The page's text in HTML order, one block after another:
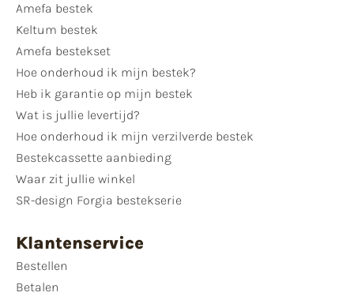
Amefa bestek
Keltum bestek
Amefa bestekset
Hoe onderhoud ik mijn bestek?
Heb ik garantie op mijn bestek
Wat is jullie levertijd?
Hoe onderhoud ik mijn verzilverde bestek
Bestekcassette aanbieding
Waar zit jullie winkel
SR-design Forgia bestekserie
Klantenservice
Bestellen
Betalen